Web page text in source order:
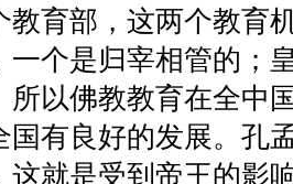
教育部，这两个教育
一个是归宰相管的；
所以佛教教育在全中
国有良好的发展。孔
这就是受到帝王的影